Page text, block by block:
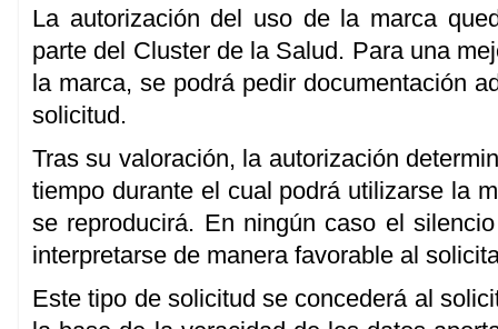
La autorización del uso de la marca
parte del Cluster de la Salud. Para una
la marca, se podrá pedir documentación
solicitud.
Tras su valoración, la autorización
tiempo durante el cual podrá utilizarse la
se reproducirá. En ningún caso el
interpretarse de manera favorable al
Este tipo de solicitud se concederá al